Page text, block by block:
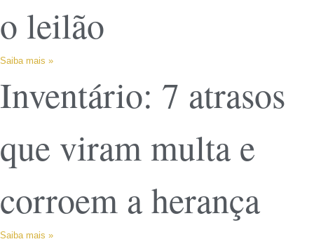
o leilão
Saiba mais »
Inventário: 7 atrasos
que viram multa e
corroem a herança
Saiba mais »